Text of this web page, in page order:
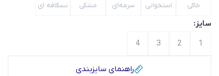
خاکی استخوانی سرمه‌ای مشکی نسکافه ای
سایز:
1
2
3
4
راهنمای سایز‌بندی